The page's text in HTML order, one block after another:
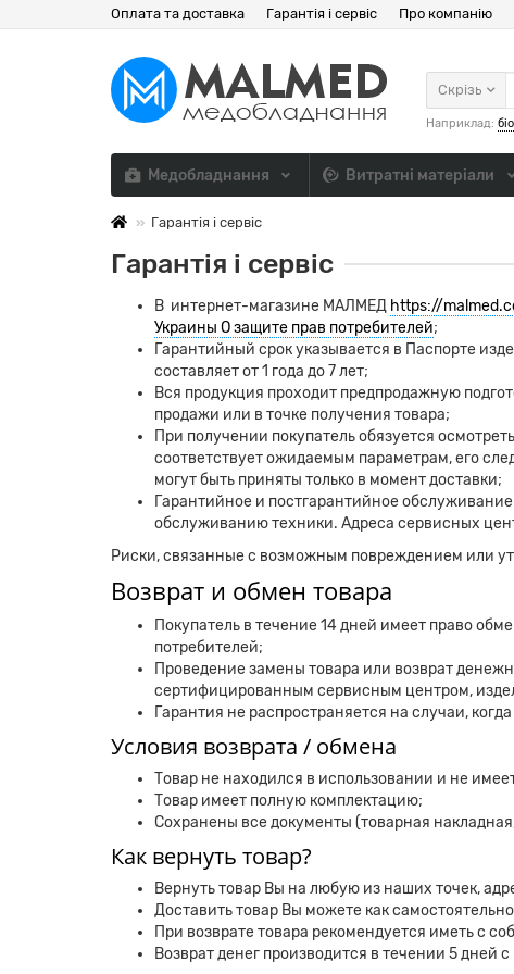
Оплата та доставка Гарантія і сервіс Про компанію
Скрізь
Наприклад:
Медобладнання Витратні матеріали
Гарантія і сервіс
Гарантія і сервіс
В интернет-магазине МАЛМЕД https://
Украины О защите прав потребителей;
Гарантийный срок указывается в Паспорте
составляет от 1 года до 7 лет;
Вся продукция проходит предпродажную
продажи или в точке получения товара;
При получении покупатель обязуется
соответствует ожидаемым параметрам, его
могут быть приняты только в момент доставки;
Гарантийное и постгарантийное
обслуживанию техники. Адреса сервисных
Риски, связанные с возможным повреждением или
Возврат и обмен товара
Покупатель в течение 14 дней имеет право
потребителей;
Проведение замены товара или возврат
сертифицированным сервисным центром,
Гарантия не распространяется на случаи,
Условия возврата / обмена
Товар не находился в использовании и не
Товар имеет полную комплектацию;
Сохранены все документы (товарная
Как вернуть товар?
Вернуть товар Вы на любую из наших точек,
Доставить товар Вы можете как
При возврате товара рекомендуется иметь с
Возврат денег производится в течении 5